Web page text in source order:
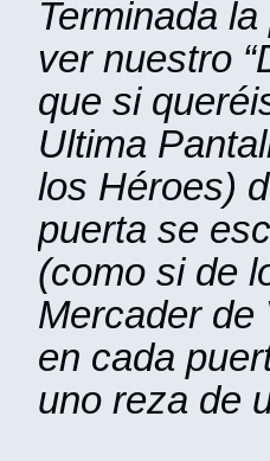
Terminada
ver nuestro
que si
Ultima
los Héroes)
puerta se
(como si de
Mercader de
en cada
uno reza de